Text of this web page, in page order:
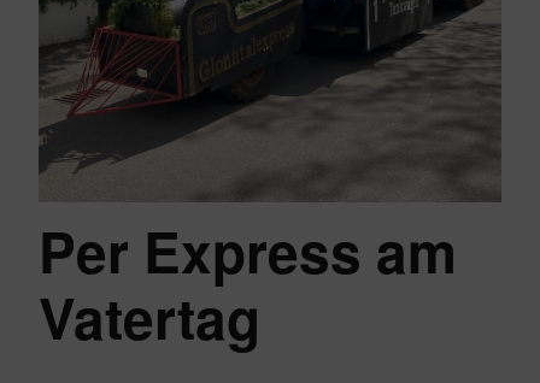
Per Express am
Vatertag